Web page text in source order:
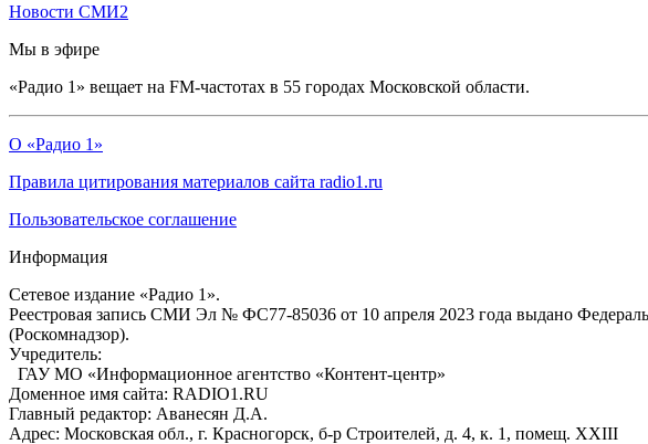
Новости СМИ2
Мы в эфире
«Радио 1» вещает на FM-частотах в 55 городах Московской области.
О «Радио 1»
Правила цитирования материалов сайта radio1.ru
Пользовательское соглашение
Информация
Сетевое издание «Радио 1».
Реестровая запись СМИ Эл № ФС77-85036 от 10 апреля 2023 года выдано
(Роскомнадзор).
Учредитель:
ГАУ МО «Информационное агентство «Контент-центр»
Доменное имя сайта: RADIO1.RU
Главный редактор: Аванесян Д.А.
Адрес: Московская обл., г. Красногорск, б-р Строителей, д. 4, к. 1, помещ. XXIII